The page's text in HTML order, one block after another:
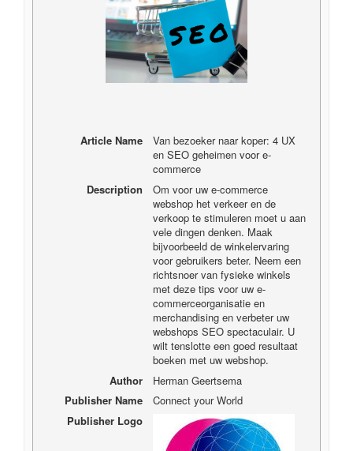
Article Name
Van bezoeker naar koper: 4 UX
en SEO geheimen voor e-
commerce
Description
Om voor uw e-commerce
webshop het verkeer en de
verkoop te stimuleren moet u aan
vele dingen denken. Maak
bijvoorbeeld de winkelervaring
voor gebruikers beter. Neem een ​​
richtsnoer van fysieke winkels
met deze tips voor uw e-
commerceorganisatie en
merchandising en verbeter uw
webshops SEO spectaculair. U
wilt tenslotte een goed resultaat
boeken met uw webshop.
Author
Herman Geertsema
Publisher Name
Connect your World
Publisher Logo